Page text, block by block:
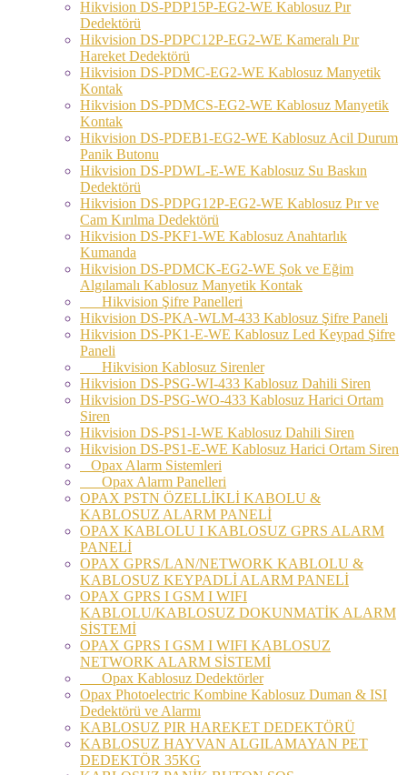
Hikvision DS-PDP15P-EG2-WE Kablosuz Pır
Dedektörü
Hikvision DS-PDPC12P-EG2-WE Kameralı Pır
Hareket Dedektörü
Hikvision DS-PDMC-EG2-WE Kablosuz Manyetik
Kontak
Hikvision DS-PDMCS-EG2-WE Kablosuz Manyetik
Kontak
Hikvision DS-PDEB1-EG2-WE Kablosuz Acil Durum
Panik Butonu
Hikvision DS-PDWL-E-WE Kablosuz Su Baskın
Dedektörü
Hikvision DS-PDPG12P-EG2-WE Kablosuz Pır ve
Cam Kırılma Dedektörü
Hikvision DS-PKF1-WE Kablosuz Anahtarlık
Kumanda
Hikvision DS-PDMCK-EG2-WE Şok ve Eğim
Algılamalı Kablosuz Manyetik Kontak
Hikvision Şifre Panelleri
Hikvision DS-PKA-WLM-433 Kablosuz Şifre Paneli
Hikvision DS-PK1-E-WE Kablosuz Led Keypad Şifre
Paneli
Hikvision Kablosuz Sirenler
Hikvision DS-PSG-WI-433 Kablosuz Dahili Siren
Hikvision DS-PSG-WO-433 Kablosuz Harici Ortam
Siren
Hikvision DS-PS1-I-WE Kablosuz Dahili Siren
Hikvision DS-PS1-E-WE Kablosuz Harici Ortam Siren
Opax Alarm Sistemleri
Opax Alarm Panelleri
OPAX PSTN ÖZELLİKLİ KABOLU &
KABLOSUZ ALARM PANELİ
OPAX KABLOLU I KABLOSUZ GPRS ALARM
PANELİ
OPAX GPRS/LAN/NETWORK KABLOLU &
KABLOSUZ KEYPADLİ ALARM PANELİ
OPAX GPRS I GSM I WIFI
KABLOLU/KABLOSUZ DOKUNMATİK ALARM
SİSTEMİ
OPAX GPRS I GSM I WIFI KABLOSUZ
NETWORK ALARM SİSTEMİ
Opax Kablosuz Dedektörler
Opax Photoelectric Kombine Kablosuz Duman & ISI
Dedektörü ve Alarmı
KABLOSUZ PIR HAREKET DEDEKTÖRÜ
KABLOSUZ HAYVAN ALGILAMAYAN PET
DEDEKTÖR 35KG